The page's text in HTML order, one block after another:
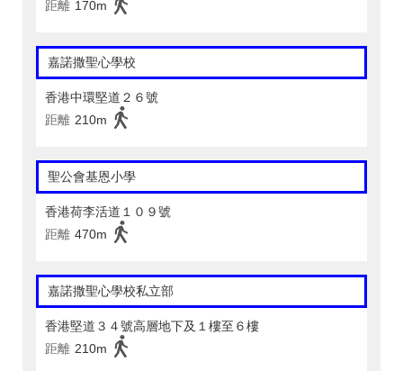
距離 170m
嘉諾撒聖心學校
香港中環堅道２６號
距離 210m
聖公會基恩小學
香港荷李活道１０９號
距離 470m
嘉諾撒聖心學校私立部
香港堅道３４號高層地下及１樓至６樓
距離 210m